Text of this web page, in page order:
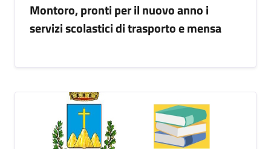
Montoro, pronti per il nuovo anno i
servizi scolastici di trasporto e mensa